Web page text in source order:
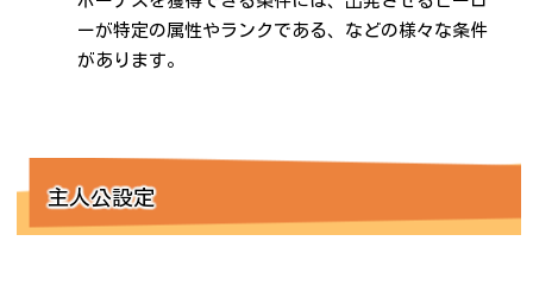
ーが特定の属性やランクである、などの様々な条件
があります。
主人公設定